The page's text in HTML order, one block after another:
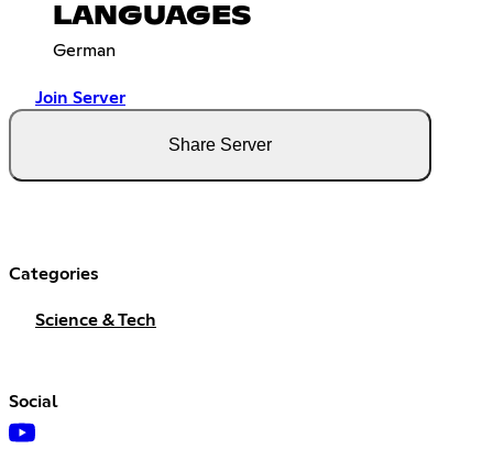
LANGUAGES
German
Join Server
Share Server
Categories
Science & Tech
Social